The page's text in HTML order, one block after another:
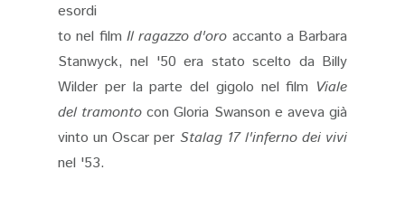
esordi
to nel film Il ragazzo d'oro accanto a Barbara
Stanwyck, nel '50 era stato scelto da Billy
Wilder per la parte del gigolo nel film Viale
del tramonto con Gloria Swanson e aveva già
vinto un Oscar per Stalag 17 l'inferno dei vivi
nel '53.